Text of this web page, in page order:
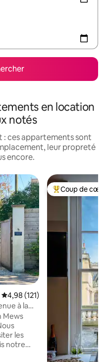
en location
notés
: ces appartements sont
leur propreté
encore.
plus appréciés
Évaluation moyenne sur la
4,98 (121)
à la
Mews
les
notre
Coups de cœur
Coup de cœur